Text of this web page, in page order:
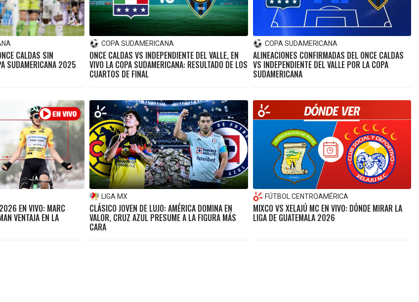
CALDAS SIN
SUDAMERICANA 2025
COPA SUDAMERICANA
ONCE CALDAS VS INDEPENDIENTE DEL VALLE, EN
VIVO LA COPA SUDAMERICANA: RESULTADO DE LOS
CUARTOS DE FINAL
COPA SUDAMERICANA
ALINEACIONES CONFIRMADAS DEL ONCE CALDAS
VS INDEPENDIENTE DEL VALLE POR LA COPA
SUDAMERICANA
EN VIVO: MARC
VENTAJA EN LA
LIGA MX
CLÁSICO JOVEN DE LUJO: AMÉRICA DOMINA EN
VALOR, CRUZ AZUL PRESUME A LA FIGURA MÁS
CARA
FÚTBOL CENTROAMÉRICA
MIXCO VS XELAJÚ MC EN VIVO: DÓNDE MIRAR LA
LIGA DE GUATEMALA 2026